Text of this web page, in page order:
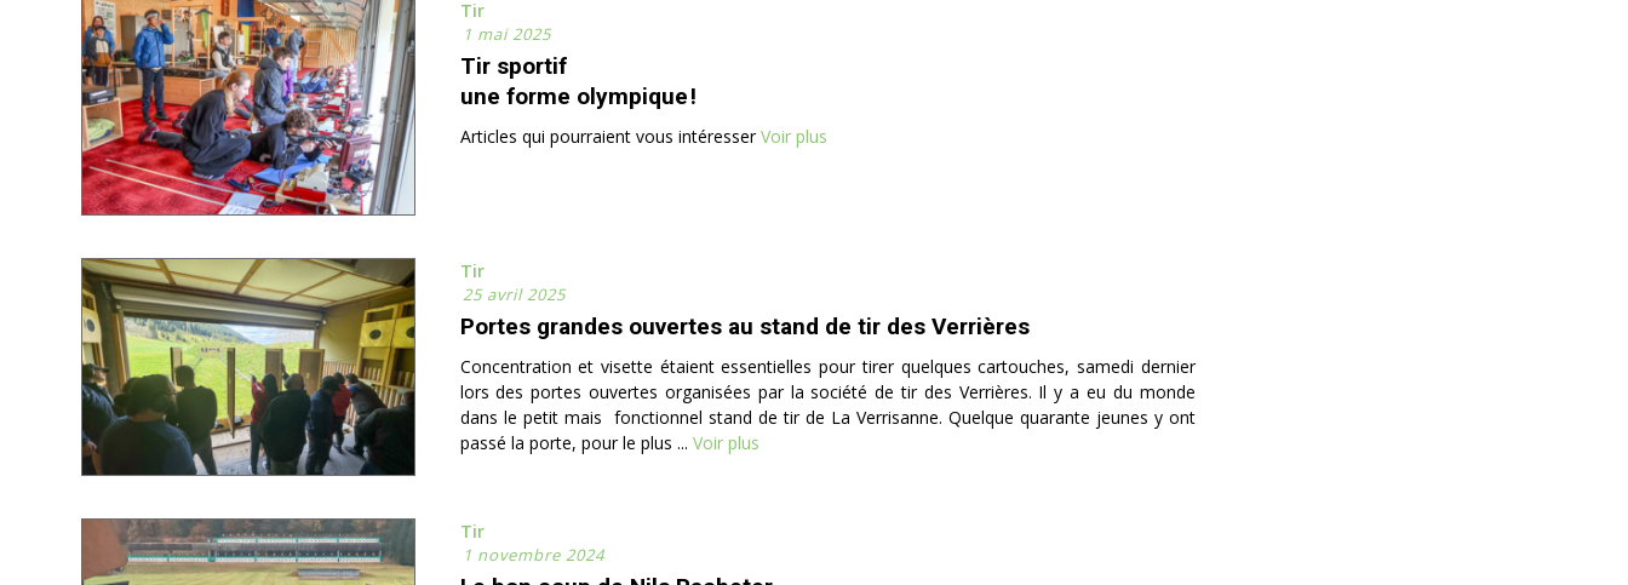
Tir
1 mai 2025
Tir sportif
une forme olympique !
Articles qui pourraient vous intéresserVoir plus
Tir
25 avril 2025
Portes grandes ouvertes au stand de tir des Verrières
Concentration et visette étaient essentielles pour tirer quelques cartouches, samedi dernier
lors des portes ouvertes organisées par la société de tir des Verrières. Il y a eu du monde
dans le petit mais fonctionnel stand de tir de La Verrisanne. Quelque quarante jeunes y ont
passé la porte, pour le plus ... Voir plus
Tir
1 novembre 2024